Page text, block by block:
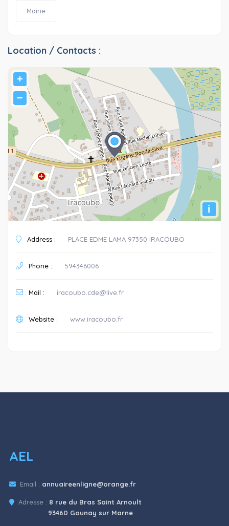
Mairie
Location / Contacts :
+
−
i
Address : PLACE EDME LAMA 97350 IRACOUBO
Phone : 594346006
Mail : iracoubo.cde@live.fr
Website : www.iracoubo.fr
AEL
Email : annuaireenligne@orange.fr
Adresse : 8 rue du Bras Saint Arnoult
93460 Gounay sur Marne